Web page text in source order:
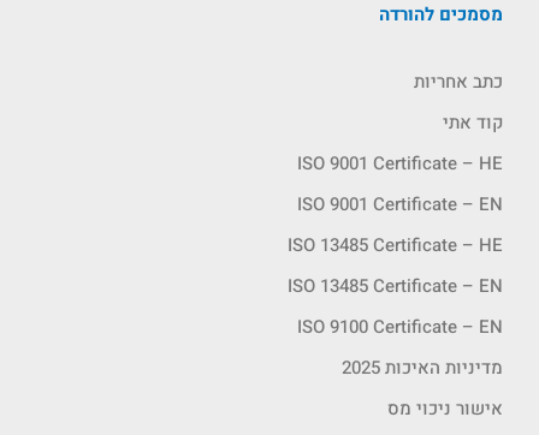
מסמכים להורדה
כתב אחריות
קוד אתי
ISO 9001 Certificate – HE
ISO 9001 Certificate – EN
ISO 13485 Certificate – HE
ISO 13485 Certificate – EN
ISO 9100 Certificate – EN
מדיניות האיכות 2025
אישור ניכוי מס